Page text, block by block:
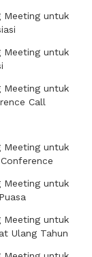
Meeting untuk
Meeting untuk
Meeting untuk
Call
Meeting untuk
Meeting untuk
Meeting untuk
Ulang Tahun